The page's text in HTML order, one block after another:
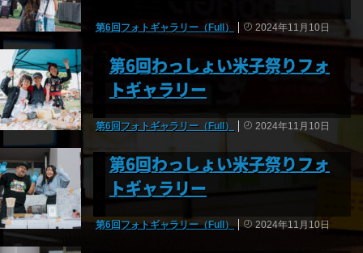
第6回フォトギャラリー（Full） 2024年11月10日
第6回わっしょい米子祭りフォ
トギャラリー
第6回フォトギャラリー（Full） 2024年11月10日
第6回わっしょい米子祭りフォ
トギャラリー
第6回フォトギャラリー（Full） 2024年11月10日